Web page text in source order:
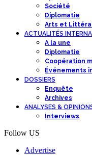
Société
Diplomatie
Arts et
ACTUALITÉS
A la une
Diplomatie
Coopération
Événements
DOSSIERS
Enquête
Archives
ANALYSES &
Interviews
Follow US
Advertise